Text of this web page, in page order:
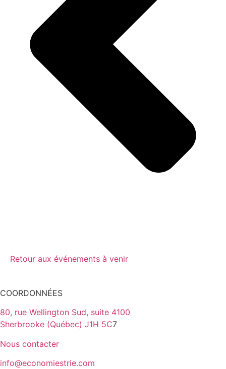
Retour aux événements à venir
COORDONNÉES
80, rue Wellington Sud, suite 4100
Sherbrooke (Québec) J1H 5C7
Nous contacter
info@economiestrie.com